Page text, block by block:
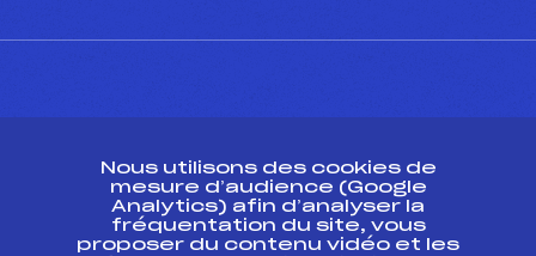
Ressources
Nous utilisons des cookies de
mesure d’audience (Google
Analytics) afin d’analyser la
fréquentation du site, vous
proposer du contenu vidéo et les